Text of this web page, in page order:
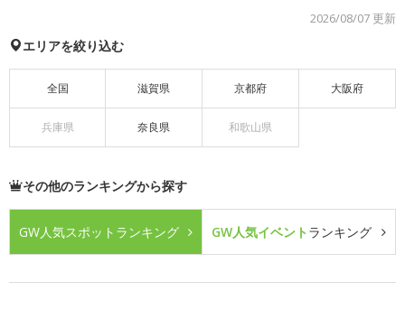
2026/08/07 更新
エリアを絞り込む
全国 滋賀県 京都府 大阪府
兵庫県 奈良県 和歌山県
その他のランキングから探す
GW人気スポット ランキング GW人気イベント ランキング